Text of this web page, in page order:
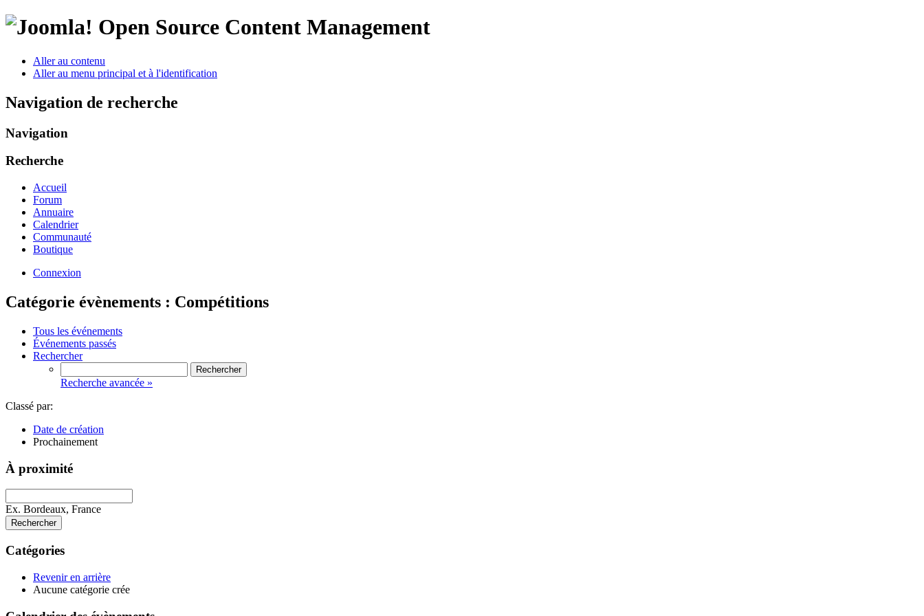
Open Source Content Management
Aller au contenu
Aller au menu principal et à l'identification
Navigation de recherche
Navigation
Recherche
Accueil
Forum
Annuaire
Calendrier
Communauté
Boutique
Connexion
Catégorie évènements : Compétitions
Tous les événements
Événements passés
Rechercher
Recherche avancée »
Classé par:
Date de création
Prochainement
À proximité
Ex. Bordeaux, France
Rechercher
Catégories
Revenir en arrière
Aucune catégorie crée